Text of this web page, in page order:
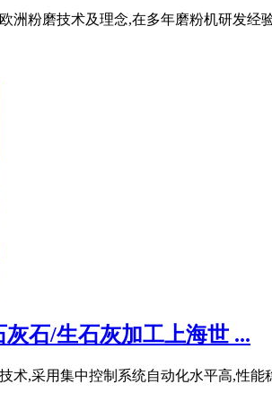
洲粉磨技术及理念,在多年磨粉机研发
石/生石灰加工上海世 ...
术,采用集中控制系统自动化水平高,性